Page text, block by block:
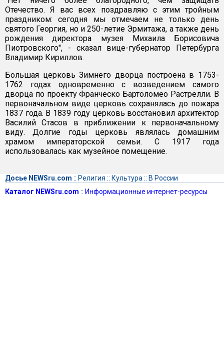
Отечество. Я вас всех поздравляю с этим тройным
праздником: сегодня мы отмечаем не только день
святого Георгия, но и 250-летие Эрмитажа, а также день
рождения директора музея Михаила Борисовича
Пиотровского", - сказал вице-губернатор Петербурга
Владимир Кириллов.
Большая церковь Зимнего дворца построена в 1753-
1762 годах одновременно с возведением самого
дворца по проекту Франческо Бартоломео Растрелли. В
первоначальном виде церковь сохранялась до пожара
1837 года. В 1839 году церковь восстановил архитектор
Василий Стасов в приближении к первоначальному
виду. Долгие годы церковь являлась домашним
храмом императорской семьи. С 1917 года
использовалась как музейное помещение.
Досье NEWSru.com :: Религия :: Культура :: В России
Каталог NEWSru.com :: Информационные интернет-ресурсы